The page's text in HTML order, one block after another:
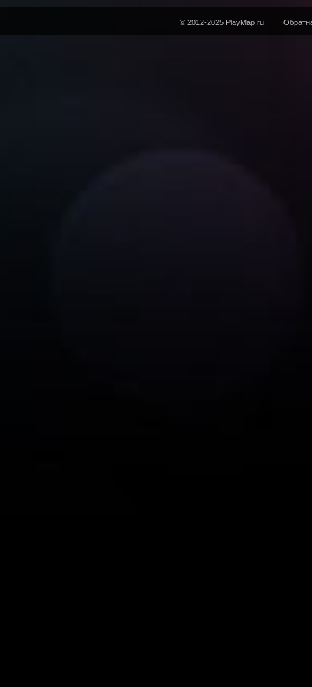
© 2012-2025 PlayMap.ru